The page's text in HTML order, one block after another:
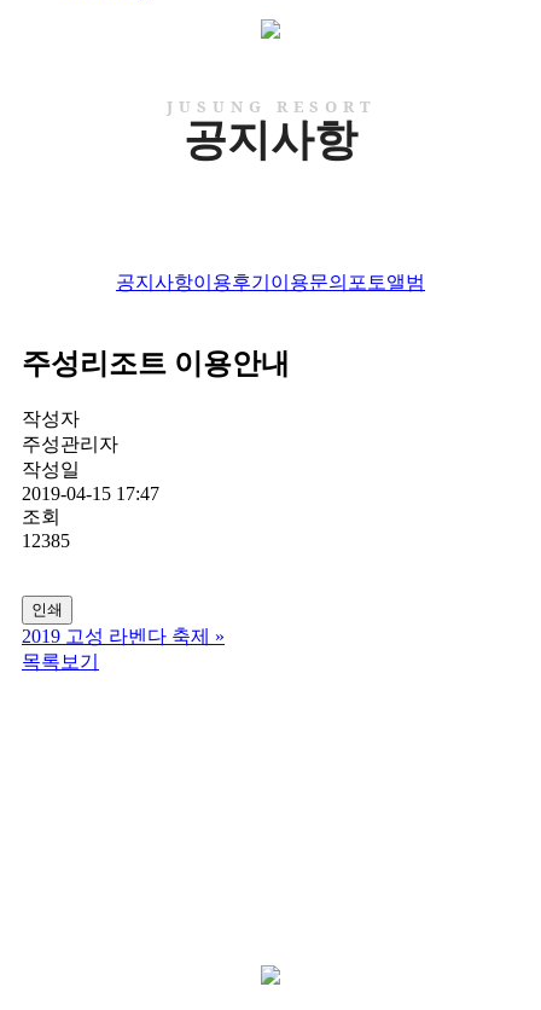
JUSUNG RESORT
공지사항
공지사항이용후기 이용문의 포토앨범
주성리조트 이용안내
작성자
주성관리자
작성일
2019-04-15 17:47
조회
12385
인쇄
2019 고성 라벤다 축제 »
목록보기